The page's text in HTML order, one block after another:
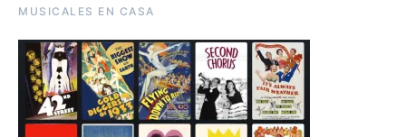
MUSICALES EN CASA